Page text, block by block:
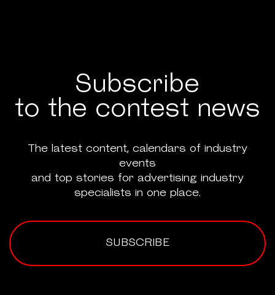
Subscribe
to the contest news
The latest content, calendars of industry
events
and top stories for advertising industry
specialists in one place.
SUBSCRIBE